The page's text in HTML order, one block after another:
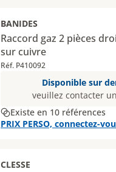
BANIDES
Raccord gaz 2 pièces
sur cuivre
Réf. P410092
Disponible sur
veuillez contacter
Existe en 10 références
PRIX PERSO, connectez-
CLESSE